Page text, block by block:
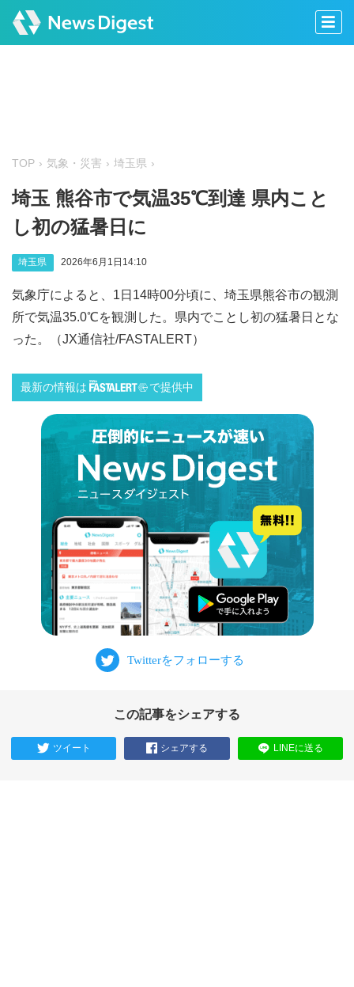
TOP 気象・災害 埼玉県
埼玉 熊谷市で気温35℃到達 県内こと
し初の猛暑日に
埼玉県 2026年6月1日14:10
気象庁によると、1日14時00分頃に、埼玉県熊谷市の観測
所で気温35.0℃を観測した。県内でことし初の猛暑日とな
った。（JX通信社/FASTALERT）
最新の情報は で提供中
この記事をシェアする
ツイート シェアする LINEに送る